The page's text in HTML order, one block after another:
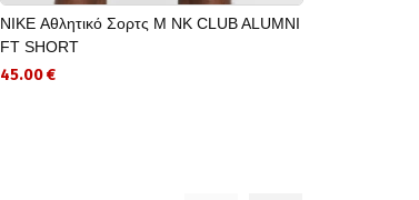
NIKE Αθλητικό Σορτς M NK CLUB ALUMNI
FT SHORT
45.00 €